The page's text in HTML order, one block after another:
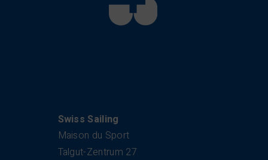
Swiss Sailing
Maison du Sport
Talgut-Zentrum 27